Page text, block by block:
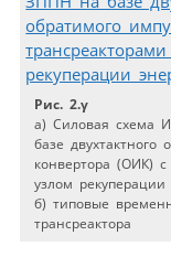
Рис. 2.γ
а) Силовая схема
базе двухтактного
конвертора (ОИК)
узлом
б) типовые
трансреактора